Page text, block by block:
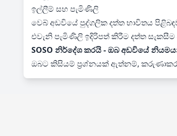
ඉල්ලීම් සහ පැමිණිලි
වෙබ් අඩවියේ පුද්ගලික දත්ත භාවිතය
එවැනි පැමිණිලි ඉදිරිපත් කිරීම දත්ත
SOSO නිර්දේශ කරයි - ඔබ අඩවියේ
ඔබට කිසියම් ප්‍රශ්නයක් ඇත්නම්,